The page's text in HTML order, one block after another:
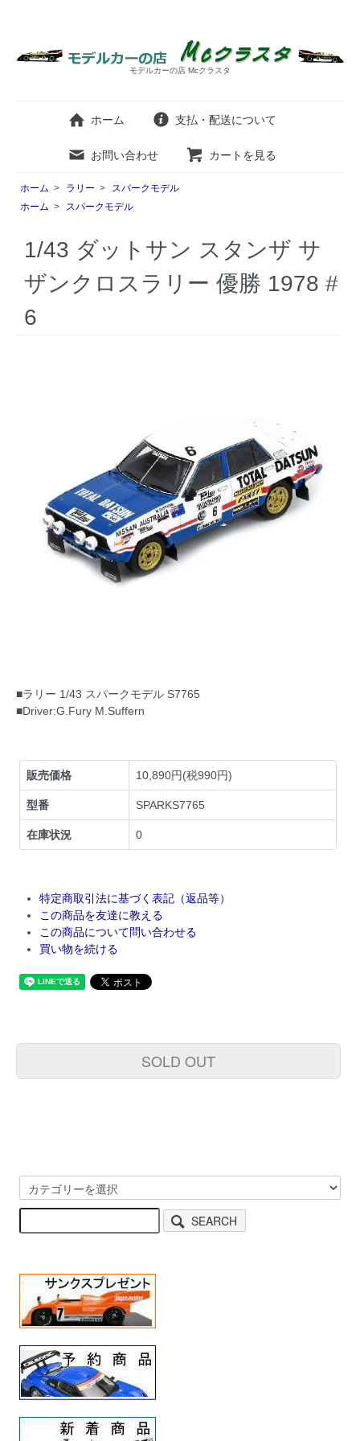
モデルカーの店 Mcクラスタ
ホーム 支払・配送について
お問い合わせ カートを見る
ホーム > ラリー >
スパークモデル
ホーム > スパークモデル
1/43 ダットサン スタンザ サ
ザンクロスラリー 優勝 1978 #
6
■ラリー 1/43 スパークモデル S7765
■Driver:G.Fury M.Suffern
販売価格 10,890円(税990円)
型番 SPARKS7765
在庫状況 0
特定商取引法に基づく表記（返品等）
この商品を友達に教える
この商品について問い合わせる
買い物を続ける
SOLD OUT
SEARCH